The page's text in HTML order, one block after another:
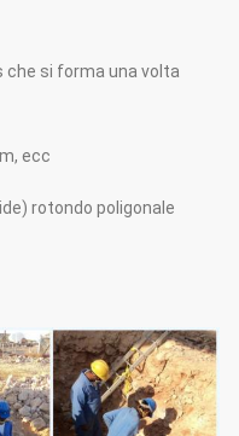
che si forma una volta
ecc
rotondo poligonale